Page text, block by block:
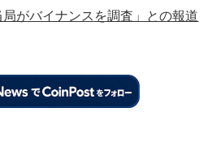
局がバイナンスを調査」との報道